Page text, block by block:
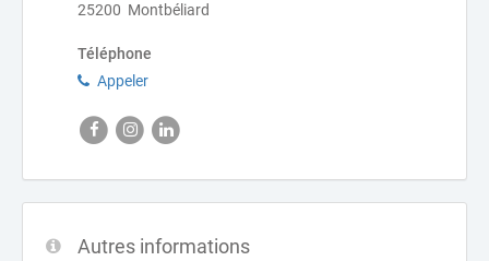
25200 Montbéliard
Téléphone
Appeler
Autres informations